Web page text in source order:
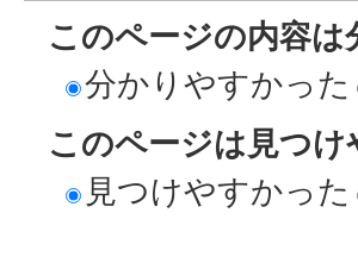
このページの内容
分かりやすかった
このページは見つ
見つけやすかった